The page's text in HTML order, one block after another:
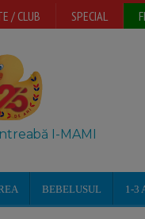
/ CLUB SPECIAL
I-MAMI
BEBELUSUL 1-3